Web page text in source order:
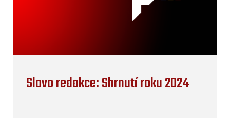
Slovo redakce: Shrnutí roku 2024